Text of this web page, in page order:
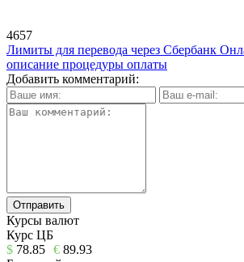
4657
Лимиты для перевода через Сбербанк
описание процедуры оплаты
Добавить комментарий:
Курсы валют
Курс ЦБ
$ 78.85 € 89.93